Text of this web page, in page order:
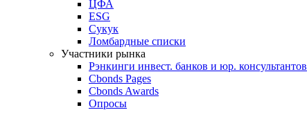
ЦФА
ESG
Сукук
Ломбардные списки
Участники рынка
Рэнкинги инвест. банков и юр. консультантов
Cbonds Pages
Cbonds Awards
Опросы